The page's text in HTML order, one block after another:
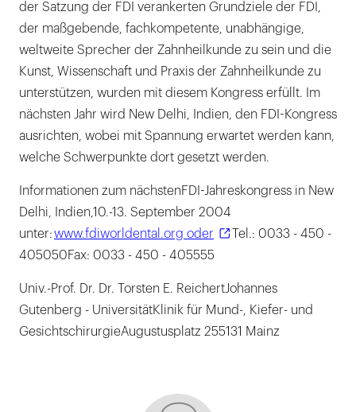
der Satzung der FDI verankerten Grundziele der FDI,
der maßgebende, fachkompetente, unabhängige,
weltweite Sprecher der Zahnheilkunde zu sein und die
Kunst, Wissenschaft und Praxis der Zahnheilkunde zu
unterstützen, wurden mit diesem Kongress erfüllt. Im
nächsten Jahr wird New Delhi, Indien, den FDI-Kongress
ausrichten, wobei mit Spannung erwartet werden kann,
welche Schwerpunkte dort gesetzt werden.
Informationen zum nächstenFDI-Jahreskongress in New
Delhi, Indien,10.-13. September 2004
unter:www.fdiworldental.org oder
Tel.: 0033 - 450 -
405050Fax: 0033 - 450 - 405555
Univ.-Prof. Dr. Dr. Torsten E. ReichertJohannes
Gutenberg - UniversitätKlinik für Mund-, Kiefer- und
GesichtschirurgieAugustusplatz 255131 Mainz